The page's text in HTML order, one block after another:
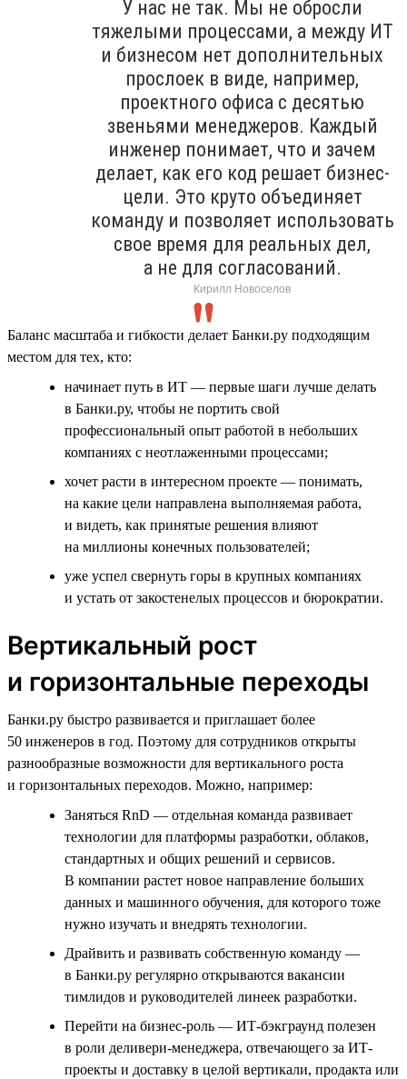
У нас не так. Мы не обросли
тяжелыми процессами, а между ИТ
и бизнесом нет дополнительных
прослоек в виде, например,
проектного офиса с десятью
звеньями менеджеров. Каждый
инженер понимает, что и зачем
делает, как его код решает бизнес-
цели. Это круто объединяет
команду и позволяет использовать
свое время для реальных дел,
а не для согласований.
Кирилл Новоселов
Баланс масштаба и гибкости делает Банки.ру подходящим
местом для тех, кто:
начинает путь в ИТ — первые шаги лучше делать
в Банки.ру, чтобы не портить свой
профессиональный опыт работой в небольших
компаниях с неотлаженными процессами;
хочет расти в интересном проекте — понимать,
на какие цели направлена выполняемая работа,
и видеть, как принятые решения влияют
на миллионы конечных пользователей;
уже успел свернуть горы в крупных компаниях
и устать от закостенелых процессов и бюрократии.
Вертикальный рост
и горизонтальные переходы
Банки.ру быстро развивается и приглашает более
50 инженеров в год. Поэтому для сотрудников открыты
разнообразные возможности для вертикального роста
и горизонтальных переходов. Можно, например:
Заняться RnD — отдельная команда развивает
технологии для платформы разработки, облаков,
стандартных и общих решений и сервисов.
В компании растет новое направление больших
данных и машинного обучения, для которого тоже
нужно изучать и внедрять технологии.
Драйвить и развивать собственную команду —
в Банки.ру регулярно открываются вакансии
тимлидов и руководителей линеек разработки.
Перейти на бизнес-роль — ИТ-бэкграунд полезен
в роли деливери-менеджера, отвечающего за ИТ-
проекты и доставку в целой вертикали, продакта или